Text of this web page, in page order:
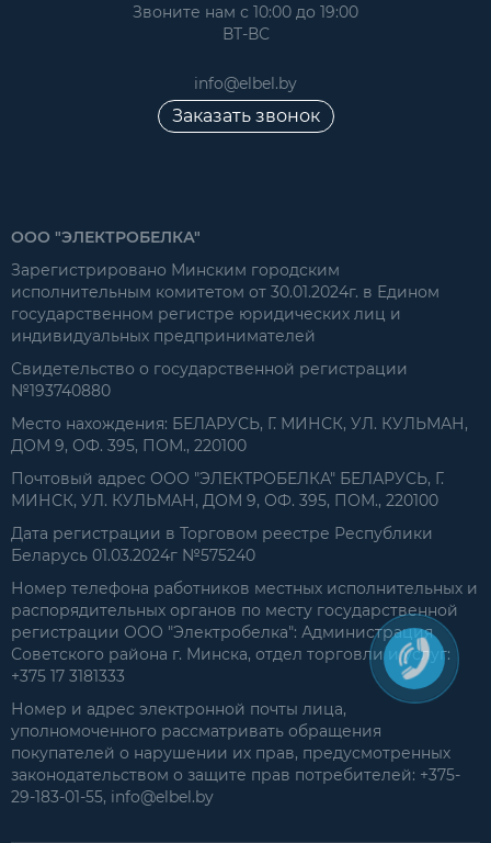
Звоните нам с 10:00 до 19:00
ВТ-ВС
info@elbel.by
Заказать звонок
ООО "ЭЛЕКТРОБЕЛКА"
Зарегистрировано Минским городским
исполнительным комитетом от 30.01.2024г. в Едином
государственном регистре юридических лиц и
индивидуальных предпринимателей
Свидетельство о государственной регистрации
№193740880
Место нахождения: БЕЛАРУСЬ, Г. МИНСК, УЛ. КУЛЬМАН,
ДОМ 9, ОФ. 395, ПОМ., 220100
Почтовый адрес ООО "ЭЛЕКТРОБЕЛКА" БЕЛАРУСЬ, Г.
МИНСК, УЛ. КУЛЬМАН, ДОМ 9, ОФ. 395, ПОМ., 220100
Дата регистрации в Торговом реестре Республики
Беларусь 01.03.2024г №575240
Номер телефона работников местных исполнительных и
распорядительных органов по месту государственной
регистрации ООО "Электробелка": Администрация
Советского района г. Минска, отдел торговли и услуг:
+375 17 3181333
Номер и адрес электронной почты лица,
уполномоченного рассматривать обращения
покупателей о нарушении их прав, предусмотренных
законодательством о защите прав потребителей: +375-
29-183-01-55, info@elbel.by